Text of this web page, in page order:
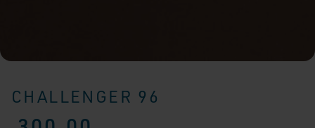
CHALLENGER 96